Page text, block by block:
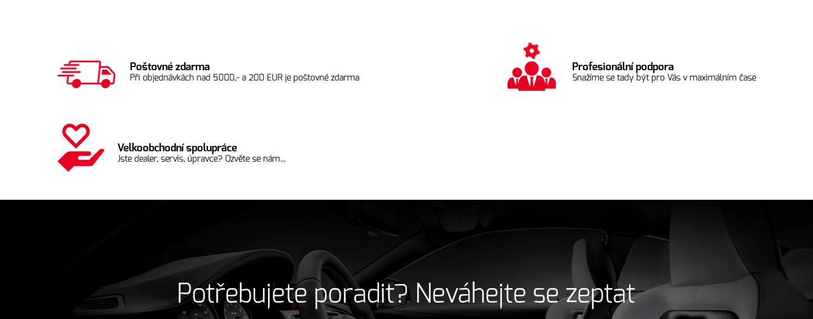
Poštovné zdarma
Při objednávkách nad 5000,- a 200 EUR je poštovné zdarma
Profesionální podpora
Snažíme se tady být pro Vás v maximálním čase
Velkoobchodní spolupráce
Jste dealer, servis, úpravce? Ozvěte se nám...
Potřebujete poradit? Neváhejte se zeptat